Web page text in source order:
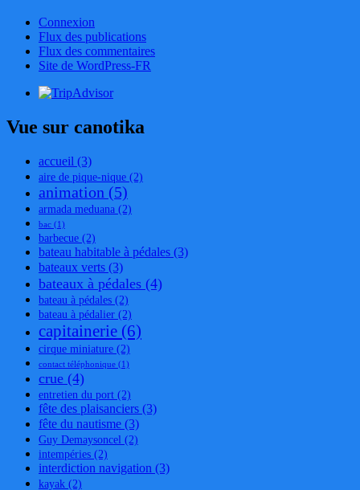
Connexion
Flux des publications
Flux des commentaires
Site de WordPress-FR
Vue sur canotika
accueil (3)
aire de pique-nique (2)
animation (5)
armada meduana (2)
bac (1)
barbecue (2)
bateau habitable à pédales (3)
bateaux verts (3)
bateaux à pédales (4)
bateau à pédales (2)
bateau à pédalier (2)
capitainerie (6)
cirque miniature (2)
contact téléphonique (1)
crue (4)
entretien du port (2)
fête des plaisanciers (3)
fête du nautisme (3)
Guy Demaysoncel (2)
intempéries (2)
interdiction navigation (3)
kayak (2)